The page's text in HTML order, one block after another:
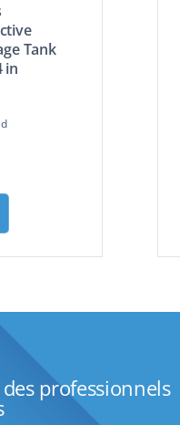
Tank
in
professionnels